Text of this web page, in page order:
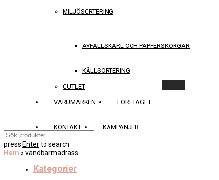
MILJÖSORTERING
AVFALLSKÄRL OCH PAPPERSKORGAR
KÄLLSORTERING
OUTLET
VARUMÄRKEN FÖRETAGET
KONTAKT KAMPANJER
press Enterto search
Hem » vändbarmadrass
Kategorier